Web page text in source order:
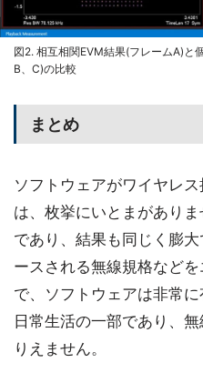
図2. 相互相関EVM結果(フレームA)と
B、C)の比較
まとめ
ソフトウェアがワイヤレ
は、枚挙にいとまがあり
であり、結果も同じく膨
ースされる無線規格など
で、ソフトウェアは非常
日常生活の一部であり、
りえません。